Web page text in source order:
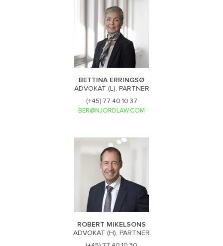
BETTINA ERRINGSØ
ADVOKAT (L), PARTNER
(+45) 77 40 10 37
BER@NJORDLAW.COM
ROBERT MIKELSONS
ADVOKAT (H), PARTNER